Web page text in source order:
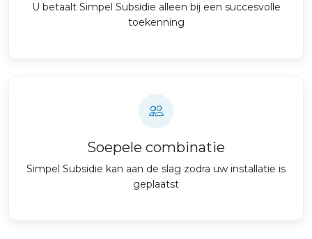
U betaalt Simpel Subsidie alleen bij een succesvolle
toekenning
Soepele combinatie
Simpel Subsidie kan aan de slag zodra uw installatie is
geplaatst